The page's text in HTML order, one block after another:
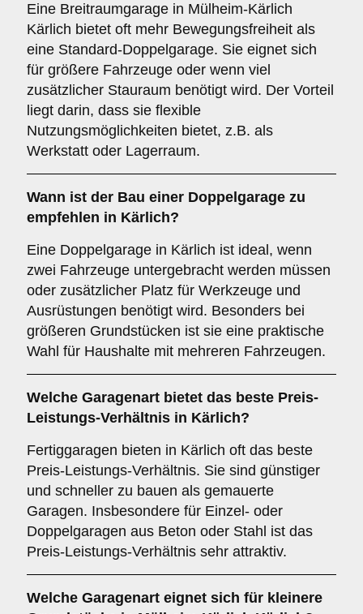
Eine Breitraumgarage in Mülheim-Kärlich
Kärlich bietet oft mehr Bewegungsfreiheit als
eine Standard-Doppelgarage. Sie eignet sich
für größere Fahrzeuge oder wenn viel
zusätzlicher Stauraum benötigt wird. Der Vorteil
liegt darin, dass sie flexible
Nutzungsmöglichkeiten bietet, z.B. als
Werkstatt oder Lagerraum.
Wann ist der Bau einer Doppelgarage zu
empfehlen in Kärlich?
Eine Doppelgarage in Kärlich ist ideal, wenn
zwei Fahrzeuge untergebracht werden müssen
oder zusätzlicher Platz für Werkzeuge und
Ausrüstungen benötigt wird. Besonders bei
größeren Grundstücken ist sie eine praktische
Wahl für Haushalte mit mehreren Fahrzeugen.
Welche Garagenart bietet das beste Preis-
Leistungs-Verhältnis in Kärlich?
Fertiggaragen bieten in Kärlich oft das beste
Preis-Leistungs-Verhältnis. Sie sind günstiger
und schneller zu bauen als gemauerte
Garagen. Insbesondere für Einzel- oder
Doppelgaragen aus Beton oder Stahl ist das
Preis-Leistungs-Verhältnis sehr attraktiv.
Welche Garagenart eignet sich für kleinere